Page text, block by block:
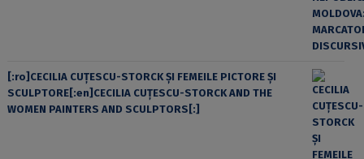
[:ro]CECILIA CUŢESCU-STORCK ŞI FEMEILE PICTORE ŞI
SCULPTORE[:en]CECILIA CUŢESCU-STORCK AND THE
WOMEN PAINTERS AND SCULPTORS[:]